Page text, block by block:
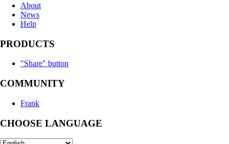
About
News
Help
PRODUCTS
"Share" button
COMMUNITY
Frank
CHOOSE LANGUAGE